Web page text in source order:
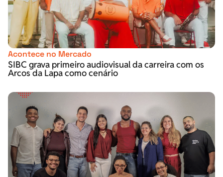
Acontece no Mercado
SIBC grava primeiro audiovisual da carreira com os
Arcos da Lapa como cenário